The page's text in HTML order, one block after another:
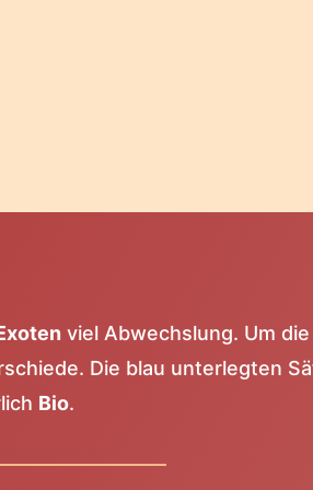
viel Abwechslung. Um die
Die blau unterlegten
Bio.